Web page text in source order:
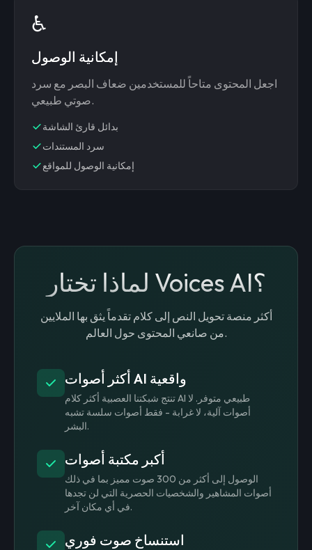
♿
إمكانية الوصول
اجعل المحتوى متاحاً للمستخدمين ضعاف البصر مع سرد
صوتي طبيعي.
بدائل قارئ الشاشة
سرد المستندات
إمكانية الوصول للمواقع
لماذا تختار Voices AI؟
أكثر منصة تحويل النص إلى كلام تقدماً يثق بها الملايين
من صانعي المحتوى حول العالم.
أكثر أصوات AI واقعية
تنتج شبكتنا العصبية أكثر كلام AI طبيعي متوفر. لا
أصوات آلية، لا غرابة - فقط أصوات سلسة تشبه
البشر.
أكبر مكتبة أصوات
الوصول إلى أكثر من 300 صوت مميز بما في ذلك
أصوات المشاهير والشخصيات الحصرية التي لن تجدها
في أي مكان آخر.
استنساخ صوت فوري